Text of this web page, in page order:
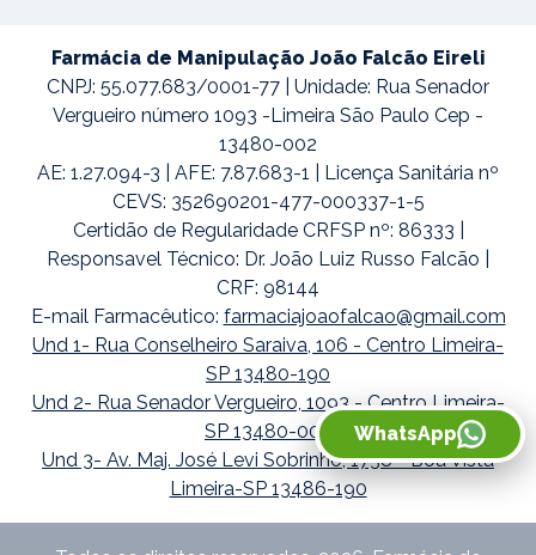
Farmácia de Manipulação João Falcão Eireli
CNPJ: 55.077.683/0001-77 | Unidade: Rua Senador
Vergueiro número 1093 -Limeira São Paulo Cep -
13480-002
AE: 1.27.094-3 | AFE: 7.87.683-1 | Licença Sanitária nº
CEVS: 352690201-477-000337-1-5
Certidão de Regularidade CRFSP nº: 86333 |
Responsavel Técnico: Dr. João Luiz Russo Falcão |
CRF: 98144
E-mail Farmacêutico: farmaciajoaofalcao@gmail.com
Und 1- Rua Conselheiro Saraiva, 106 - Centro Limeira-
SP 13480-190
Und 2- Rua Senador Vergueiro, 1093 - Centro Limeira-
SP 13480-002
Und 3- Av. Maj. José Levi Sobrinho, 1738 - Boa Vista
Limeira-SP 13486-190
WhatsApp